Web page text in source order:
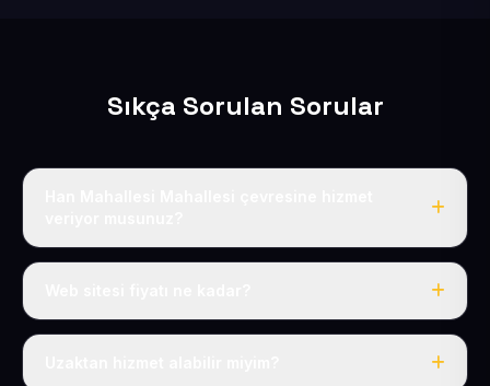
Sıkça Sorulan Sorular
Evet, Han Mahallesi dahil tüm Talas ve Talas çevresine
Tek fiyat: yılda 50 USD + KDV, her şey dahil.